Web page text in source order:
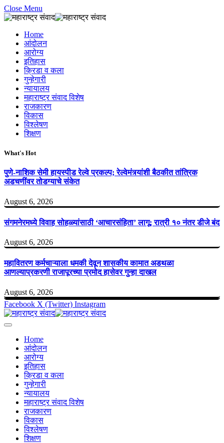
Close Menu
Home
आंदोलन
आरोग्य
इतिहास
क्रिडा व कला
गुन्हेगारी
न्यायालय
महाराष्ट्र संवाद विशेष
राजकारण
विकास
विश्लेषण
शिक्षण
What's Hot
पुणे-नाशिक सेमी हायस्पीड रेल्वे प्रकल्प; रेल्वेमंत्र्यांशी बैठकीत तांत्रिक
अडचणींवर तोडग्याचे संकेत
August 6, 2026
संगमनेरमध्ये विवाह सोहळ्यांसाठी ‘आचारसंहिता’ लागू; रात्री १० नंतर डीजे बंद
August 6, 2026
महावितरण कर्मचाऱ्याला धमकी देवून शासकीय कामात अडथळा
आणल्याप्रकरणी राजापूरच्या प्रमोद हासेवर गुन्हा दाखल
August 6, 2026
Facebook X (Twitter) Instagram
Home
आंदोलन
आरोग्य
इतिहास
क्रिडा व कला
गुन्हेगारी
न्यायालय
महाराष्ट्र संवाद विशेष
राजकारण
विकास
विश्लेषण
शिक्षण